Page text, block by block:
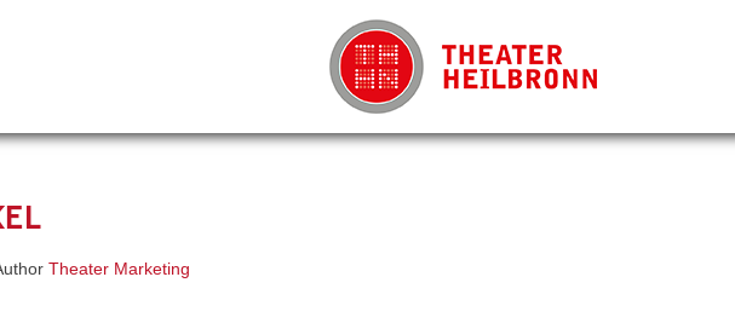
Theater Marketing